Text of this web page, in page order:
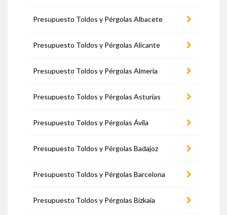
Presupuesto Toldos y Pérgolas Albacete
Presupuesto Toldos y Pérgolas Alicante
Presupuesto Toldos y Pérgolas Almería
Presupuesto Toldos y Pérgolas Asturias
Presupuesto Toldos y Pérgolas Ávila
Presupuesto Toldos y Pérgolas Badajoz
Presupuesto Toldos y Pérgolas Barcelona
Presupuesto Toldos y Pérgolas Bizkaia